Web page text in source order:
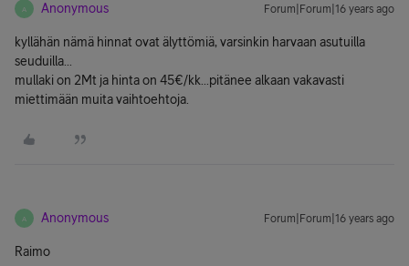
A Anonymous Forum|Forum|16 years ago
kyllähän nämä hinnat ovat älyttömiä, varsinkin harvaan asutuilla
seuduilla...
mullaki on 2Mt ja hinta on 45€/kk...pitänee alkaan vakavasti
miettimään muita vaihtoehtoja.
A Anonymous Forum|Forum|16 years ago
Raimo